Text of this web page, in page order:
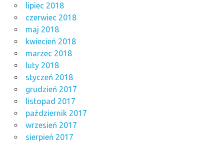
lipiec 2018
czerwiec 2018
maj 2018
kwiecień 2018
marzec 2018
luty 2018
styczeń 2018
grudzień 2017
listopad 2017
październik 2017
wrzesień 2017
sierpień 2017